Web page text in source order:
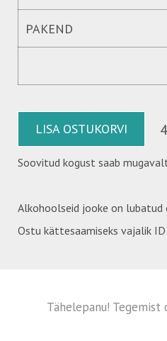
PAKEND
LISA OSTUKORVI
Soovitud kogust saab
Alkohoolseid jooke on
Ostu kättesaamiseks vajalik
Tähelepanu!